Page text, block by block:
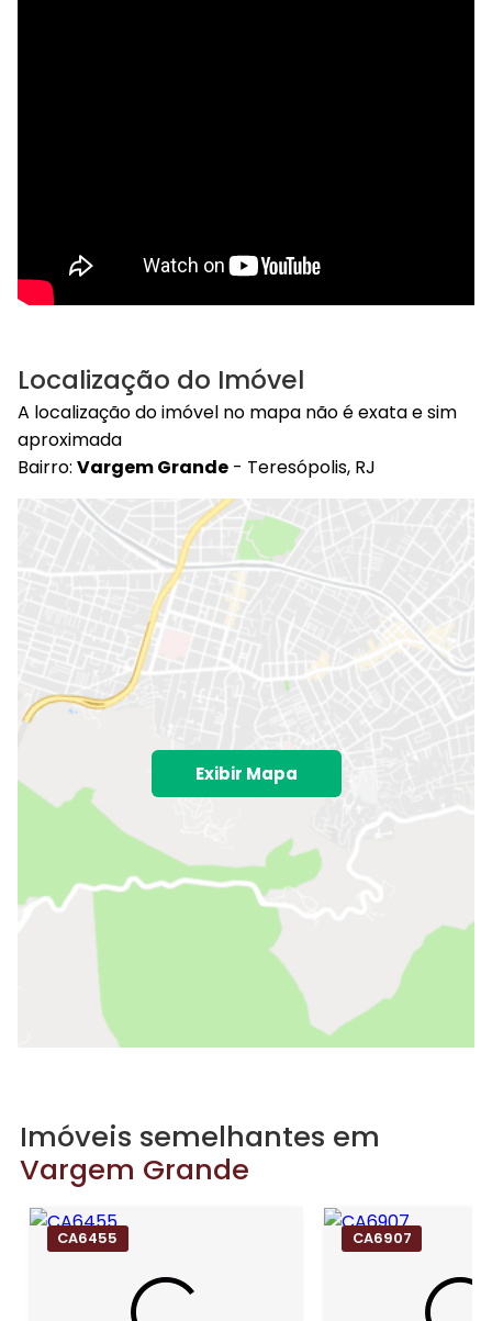
Localização do Imóvel
A localização do imóvel no mapa não é exata e sim
aproximada
Bairro: Vargem Grande - Teresópolis, RJ
Exibir Mapa
Imóveis semelhantes em
Vargem Grande
CA6455 CA6907